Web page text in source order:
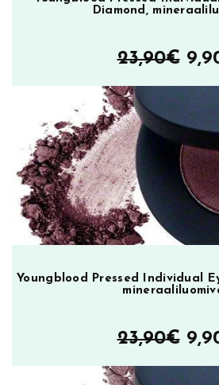
Diamond,
23,90€
Youngblood Pressed Individual
23,90€